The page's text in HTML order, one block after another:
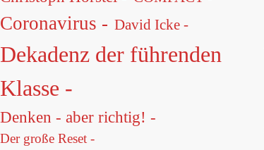
Coronavirus - David Icke -
Dekadenz der führenden
Klasse -
Denken - aber richtig! -
Der große Reset -